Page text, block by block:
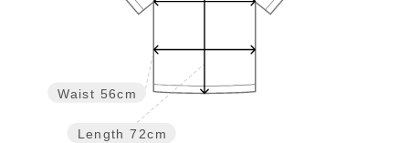
Length 72cm
Waist 56cm